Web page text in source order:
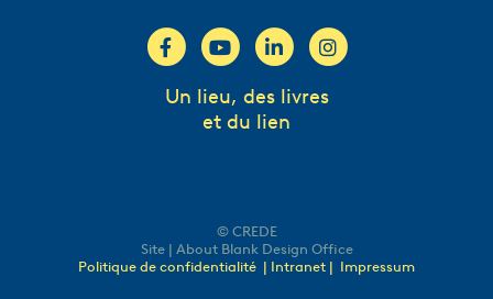
Un lieu, des livres
et du lien
© CREDE
Site | About Blank Design Office
Politique de confidentialité | Intranet | Impressum